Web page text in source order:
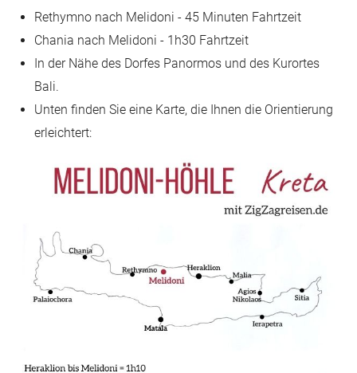
Rethymno nach Melidoni - 45 Minuten Fahrtzeit
Chania nach Melidoni - 1h30 Fahrtzeit
In der Nähe des Dorfes Panormos und des Kurortes
Bali.
Unten finden Sie eine Karte, die Ihnen die Orientierung
erleichtert: